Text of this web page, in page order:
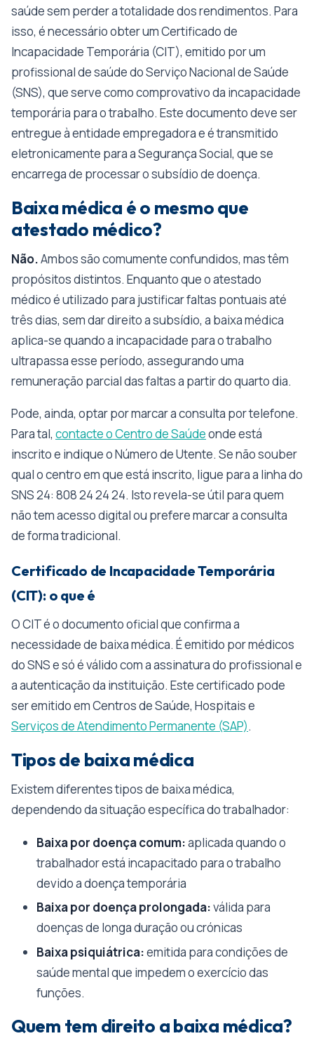
saúde sem perder a totalidade dos rendimentos. Para
isso, é necessário obter um Certificado de
Incapacidade Temporária (CIT), emitido por um
profissional de saúde do Serviço Nacional de Saúde
(SNS), que serve como comprovativo da incapacidade
temporária para o trabalho. Este documento deve ser
entregue à entidade empregadora e é transmitido
eletronicamente para a Segurança Social, que se
encarrega de processar o subsídio de doença.
Baixa médica é o mesmo que
atestado médico?
Não.Ambos são comumente confundidos, mas têm
propósitos distintos. Enquanto que o atestado
médico é utilizado para justificar faltas pontuais até
três dias, sem dar direito a subsídio, a baixa médica
aplica-se quando a incapacidade para o trabalho
ultrapassa esse período, assegurando uma
remuneração parcial das faltas a partir do quarto dia.
Pode, ainda, optar por marcar a consulta por telefone.
Para tal, contacte o Centro de Saúdeonde está
inscrito e indique o Número de Utente. Se não souber
qual o centro em que está inscrito, ligue para a linha do
SNS 24: 808 24 24 24. Isto revela-se útil para quem
não tem acesso digital ou prefere marcar a consulta
de forma tradicional.
Certificado de Incapacidade Temporária
(CIT): o que é
O CIT é o documento oficial que confirma a
necessidade de baixa médica. É emitido por médicos
do SNS e só é válido com a assinatura do profissional e
a autenticação da instituição. Este certificado pode
ser emitido em Centros de Saúde, Hospitais e
Serviços de Atendimento Permanente (SAP).
Tipos de baixa médica
Existem diferentes tipos de baixa médica,
dependendo da situação específica do trabalhador:
Baixa por doença comum:aplicada quando o
trabalhador está incapacitado para o trabalho
devido a doença temporária
Baixa por doença prolongada:válida para
doenças de longa duração ou crónicas
Baixa psiquiátrica:emitida para condições de
saúde mental que impedem o exercício das
funções.
Quem tem direito a baixa médica?